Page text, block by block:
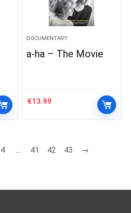
DOCUMENTARY
a-ha – The Movie
€13.99
4 … 41 42 43 →